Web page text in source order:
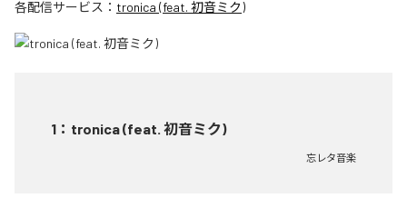
各配信サービス： tronica (feat. 初音ミク)
1 ： tronica (feat. 初音ミク)
忘レタ音楽